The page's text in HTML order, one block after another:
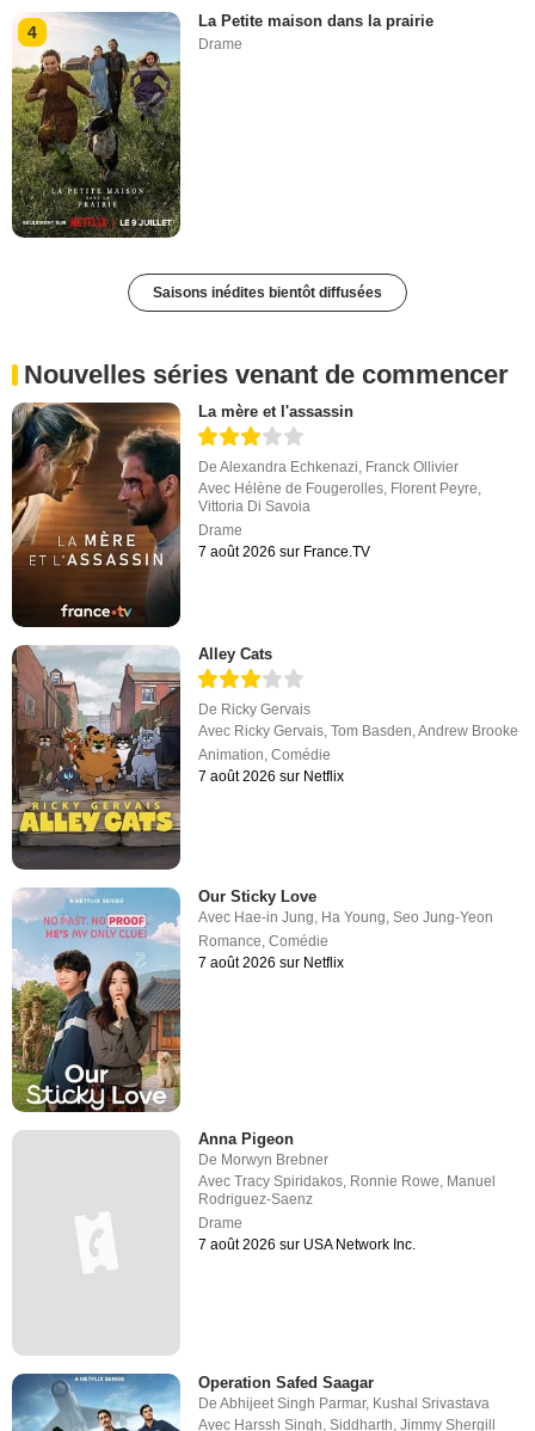
4
La Petite maison dans la prairie
Drame
Saisons inédites bientôt diffusées
Nouvelles séries venant de commencer
La mère et l'assassin
DeAlexandra Echkenazi Franck Ollivier
Avec Hélène de Fougerolles Florent Peyre
Vittoria Di Savoia
Drame
7 août 2026 sur France.TV
Alley Cats
De Ricky Gervais
Avec Ricky Gervais,Tom Basden,Andrew Brooke
Animation,Comédie
7 août 2026 sur Netflix
Our Sticky Love
Avec Hae-in Jung, Ha Young,Seo Jung-Yeon
Romance,Comédie
7 août 2026 sur Netflix
Anna Pigeon
De Morwyn Brebner
AvecTracy Spiridakos, Ronnie Rowe, Manuel
Rodriguez-Saenz
Drame
7 août 2026 sur USA Network Inc.
Operation Safed Saagar
DeAbhijeet Singh Parmar, Kushal Srivastava
Avec Harssh Singh ,Siddharth ,Jimmy Shergill